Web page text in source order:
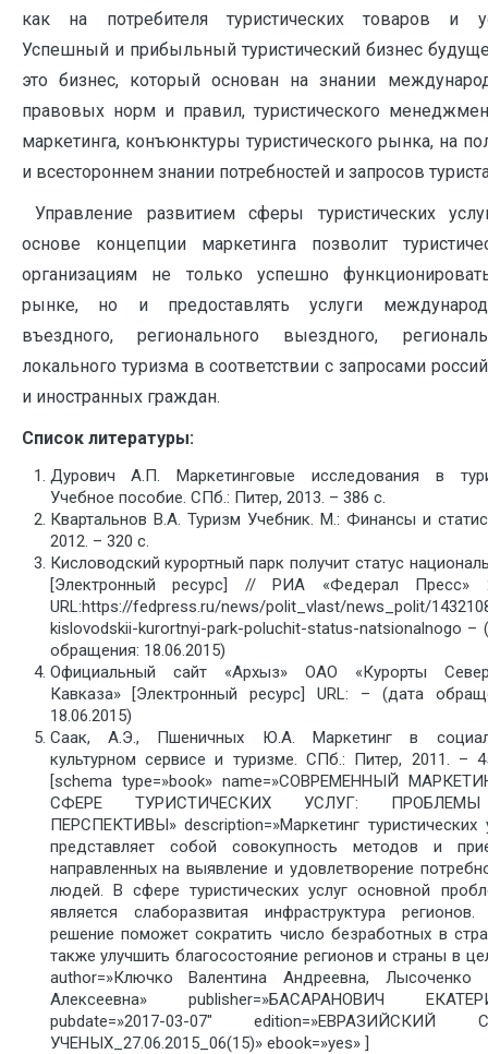
как на потребителя туристических товаров и
Успешный и прибыльный туристический бизнес
это бизнес, который основан на знании
правовых норм и правил, туристического
маркетинга, конъюнктуры туристического рынка, на
и всестороннем знании потребностей и запросов
Управление развитием сферы туристических
основе концепции маркетинга позволит
организациям не только успешно
рынке, но и предоставлять услуги
въездного, регионального выездного,
локального туризма в соответствии с запросами
и иностранных граждан.
Список литературы:
Дурович А.П. Маркетинговые исследования в
Учебное пособие. СПб.: Питер, 2013. – 386 с.
Квартальнов В.А. Туризм Учебник. М.: Финансы и
2012. – 320 с.
Кисловодский курортный парк получит статус
[Электронный ресурс] // РИА «Федерал Пресс»
URL:https://fedpress.ru/news/polit_vlast/news_polit/
kislovodskii-kurortnyi-park-poluchit-status-natsionalnogo –
обращения: 18.06.2015)
Официальный сайт «Архыз» ОАО «Курорты
Кавказа» [Электронный ресурс] URL: – (дата
18.06.2015)
Саак, А.Э., Пшеничных Ю.А. Маркетинг в
культурном сервисе и туризме. СПб.: Питер, 2011. –
[schema type=»book» name=»СОВРЕМЕННЫЙ
СФЕРЕ ТУРИСТИЧЕСКИХ УСЛУГ:
ПЕРСПЕКТИВЫ» description=»Маркетинг туристических
представляет собой совокупность методов и
направленных на выявление и удовлетворение
людей. В сфере туристических услуг основной
является слаборазвитая инфраструктура
решение поможет сократить число безработных в
также улучшить благосостояние регионов и страны в
author=»Ключко Валентина Андреевна, Лысоченко
Алексеевна» publisher=»БАСАРАНОВИЧ
pubdate=»2017-03-07″ edition=»ЕВРАЗИЙСКИЙ
УЧЕНЫХ_27.06.2015_06(15)» ebook=»yes» ]